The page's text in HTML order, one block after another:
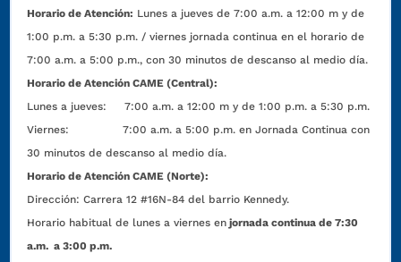
Horario de Atención: Lunes a jueves de 7:00 a.m. a 12:00 m y de
1:00 p.m. a 5:30 p.m. / viernes jornada continua en el horario de
7:00 a.m. a 5:00 p.m., con 30 minutos de descanso al medio día.
Horario de Atención CAME (Central):
Lunes a jueves: 7:00 a.m. a 12:00 m y de 1:00 p.m. a 5:30 p.m.
Viernes: 7:00 a.m. a 5:00 p.m. en Jornada Continua con
30 minutos de descanso al medio día.
Horario de Atención CAME (Norte):
Dirección:Carrera 12 #16N-84 del barrio Kennedy.
Horario habitual de lunes a viernes en jornada continua de 7:30
a.m. a 3:00 p.m.